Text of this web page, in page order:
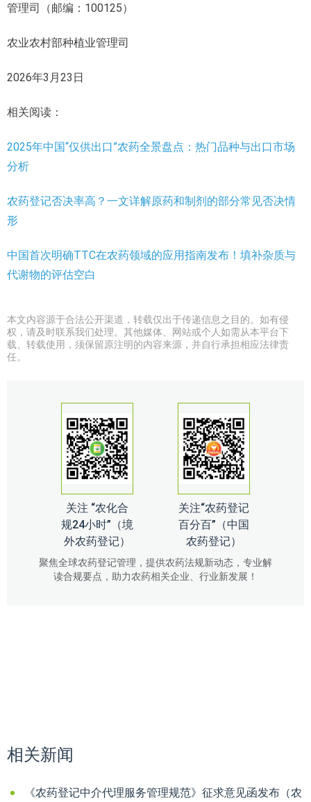
管理司（邮编：100125）
农业农村部种植业管理司
2026年3月23日
相关阅读：
2025年中国“仅供出口”农药全景盘点：热门品种与出口市场
分析
农药登记否决率高？一文详解原药和制剂的部分常见否决情
形
中国首次明确TTC在农药领域的应用指南发布！填补杂质与
代谢物的评估空白
本文内容源于合法公开渠道，转载仅出于传递信息之目的。如有侵
权，请及时联系我们处理。其他媒体、网站或个人如需从本平台下
载、转载使用，须保留原注明的内容来源，并自行承担相应法律责
任。
关注 “农化合
规24小时”（境
外农药登记）
关注“农药登记
百分百”（中国
农药登记）
聚焦全球农药登记管理，提供农药法规新动态，专业解
读合规要点，助力农药相关企业、行业新发展！
相关新闻
《农药登记中介代理服务管理规范》征求意见函发布（农